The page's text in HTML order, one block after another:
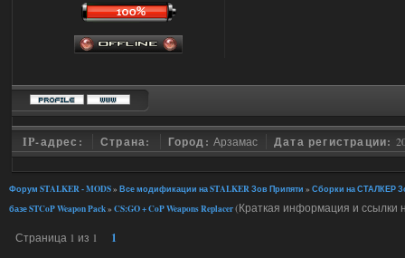
IP-адрес: Страна: Город:Арзамас Дата регистрации:
Форум STALKER - MODS» Все модификации на STALKER Зов Припяти » Сборки на СТАЛКЕР
базе STCoP Weapon Pack» CS:GO + CoP Weapons Replacer(Краткая информация и ссылки
Страница 1 из 1 1